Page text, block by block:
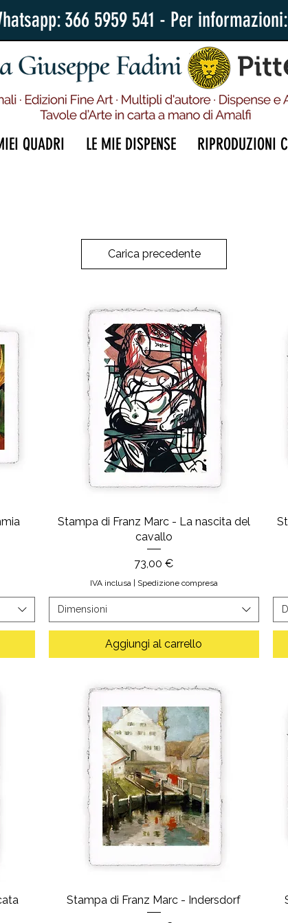
366 5959 541 - Per
QUADRI LE MIE DISPENSE RIPRODUZIONI
Carica precedente
Stampa di Franz Marc - La nascita del
cavallo
Prezzo
73,00 €
IVA inclusa| Spedizione compresa
Dimensioni
Aggiungi al carrello
Stampa di Franz Marc - Indersdorf